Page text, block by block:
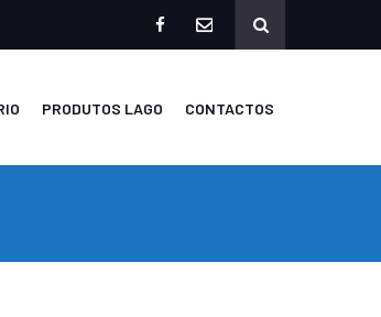
PRODUTOS LAGO CONTACTOS